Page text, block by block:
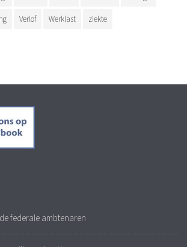
Verlof Werklast ziekte
federale ambtenaren